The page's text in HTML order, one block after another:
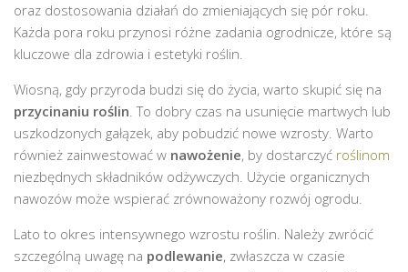
oraz dostosowania działań do zmieniających się pór roku.
Każda pora roku przynosi różne zadania ogrodnicze, które są
kluczowe dla zdrowia i estetyki roślin.
Wiosną, gdy przyroda budzi się do życia, warto skupić się na
przycinaniu roślin. To dobry czas na usunięcie martwych lub
uszkodzonych gałązek, aby pobudzić nowe wzrosty. Warto
również zainwestować w nawożenie, by dostarczyć roślinom
niezbędnych składników odżywczych. Użycie organicznych
nawozów może wspierać zrównoważony rozwój ogrodu.
Lato to okres intensywnego wzrostu roślin. Należy zwrócić
szczególną uwagę na podlewanie, zwłaszcza w czasie